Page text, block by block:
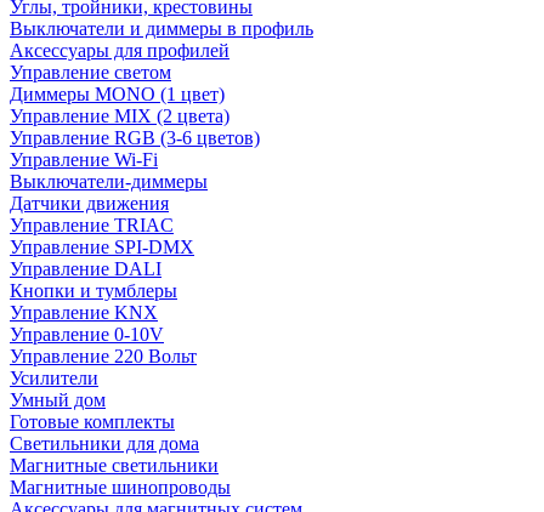
Углы, тройники, крестовины
Выключатели и диммеры в профиль
Аксессуары для профилей
Управление светом
Диммеры MONO (1 цвет)
Управление MIX (2 цвета)
Управление RGB (3-6 цветов)
Управление Wi-Fi
Выключатели-диммеры
Датчики движения
Управление TRIAC
Управление SPI-DMX
Управление DALI
Кнопки и тумблеры
Управление KNX
Управление 0-10V
Управление 220 Вольт
Усилители
Умный дом
Готовые комплекты
Светильники для дома
Магнитные светильники
Магнитные шинопроводы